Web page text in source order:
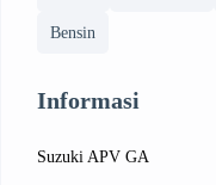
Bensin
Informasi
Suzuki APV GA